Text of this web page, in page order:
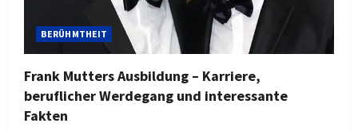
BERÜHMTHEIT
Frank Mutters Ausbildung – Karriere,
beruflicher Werdegang und interessante
Fakten